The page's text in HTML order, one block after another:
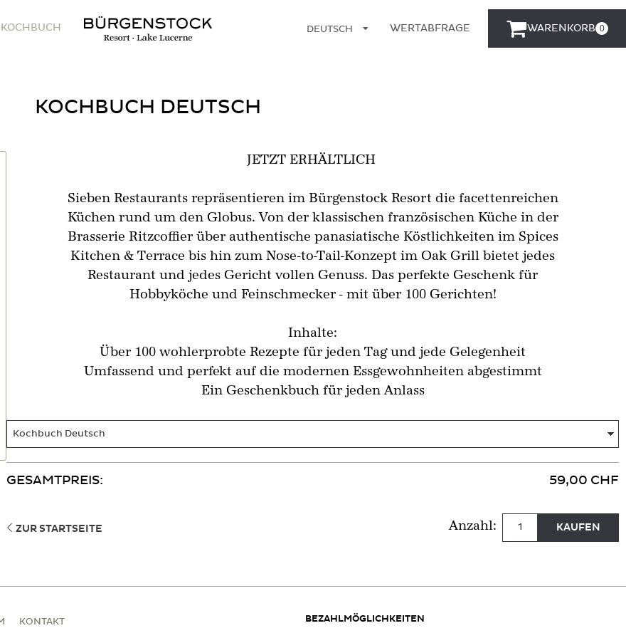
KOCHBUCH DEUTSCH WERTABFRAGE WARENKORB 0
KOCHBUCH DEUTSCH
JETZT ERHÄLTLICH
Sieben Restaurants repräsentieren im Bürgenstock Resort die facettenreichen
Küchen rund um den Globus. Von der klassischen französischen Küche in der
Brasserie Ritzcoffier über authentische panasiatische Köstlichkeiten im Spices
Kitchen & Terrace bis hin zum Nose-to-Tail-Konzept im Oak Grill bietet jedes
Restaurant und jedes Gericht vollen Genuss. Das perfekte Geschenk für
Hobbyköche und Feinschmecker - mit über 100 Gerichten!
Inhalte:
Über 100 wohlerprobte Rezepte für jeden Tag und jede Gelegenheit
Umfassend und perfekt auf die modernen Essgewohnheiten abgestimmt
Ein Geschenkbuch für jeden Anlass
GESAMTPREIS: 59,00 CHF
Anzahl: KAUFEN
ZUR STARTSEITE
KONTAKT BEZAHLMÖGLICHKEITEN